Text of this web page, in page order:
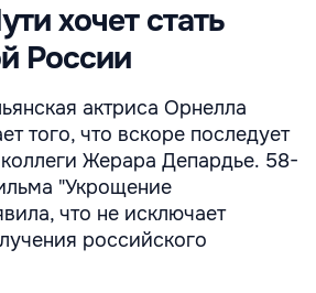
хочет стать
России
актриса Орнелла
того, что вскоре последует
Жерара Депардье. 58-
"Укрощение
что не исключает
российского